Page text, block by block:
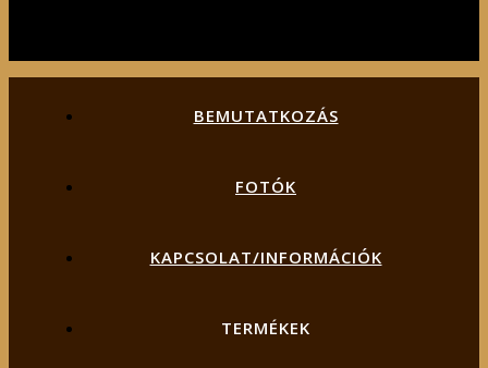
BEMUTATKOZÁS
FOTÓK
KAPCSOLAT/INFORMÁCIÓK
TERMÉKEK